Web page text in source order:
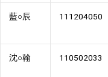
藍○辰 111204050
沈○翰 110502033